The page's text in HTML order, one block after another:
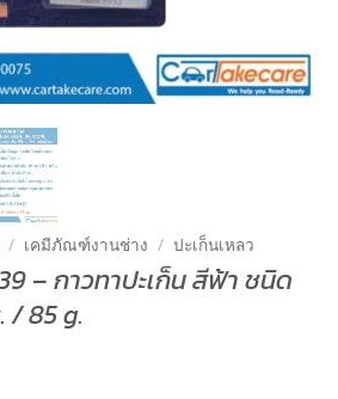
/ เคมีภัณฑ์งานช่าง / ปะเก็นเหลว
– กาวทาปะเก็น สีฟ้า ชนิด
/ 85 g.